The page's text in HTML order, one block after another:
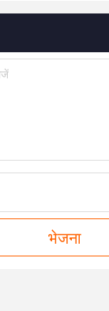
भेजना